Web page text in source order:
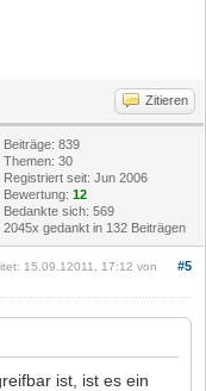
Zitieren
Beiträge: 839
Themen: 30
Registriert seit: Jun 2006
Bewertung: 12
Bedankte sich: 569
2045x gedankt in 132 Beiträgen
#5
15.09.12011, 17:12 von
ist, ist es ein